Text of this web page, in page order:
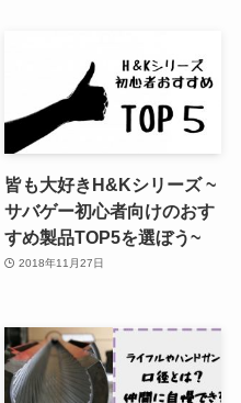
皆も大好きH&Kシリーズ ~
サバゲー初心者向けのおす
すめ製品TOP5を選ぼう~
2018年11月27日